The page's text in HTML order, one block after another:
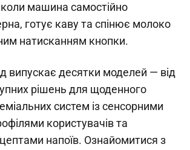
машина самостійно
готує каву та спінює молоко
натисканням кнопки.
випускає десятки моделей — від
рішень для щоденного
систем із сенсорними
користувачів та
напоїв. Ознайомитися з